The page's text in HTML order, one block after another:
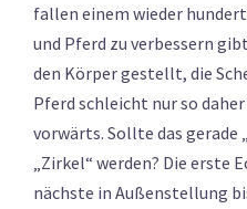
fallen einem wieder
und Pferd zu verbessern
den Körper gestellt, die
Pferd schleicht nur so
vorwärts. Sollte das gerade
„Zirkel“ werden? Die erste
nächste in Außenstellung